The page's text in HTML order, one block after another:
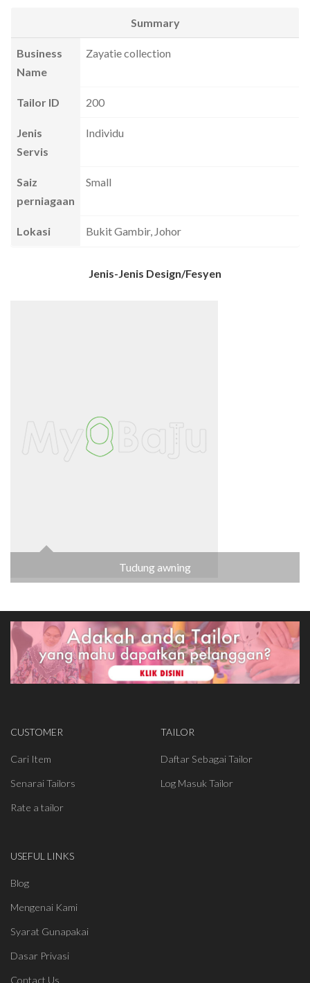
Summary
Business
Name
Zayatie collection
Tailor ID 200
Jenis
Servis
Individu
Saiz
perniagaan
Small
Lokasi Bukit Gambir, Johor
Jenis-Jenis Design/Fesyen
Tudung awning
CUSTOMER
Cari Item
Senarai Tailors
Rate a tailor
TAILOR
Daftar Sebagai Tailor
Log Masuk Tailor
USEFUL LINKS
Blog
Mengenai Kami
Syarat Gunapakai
Dasar Privasi
Contact Us